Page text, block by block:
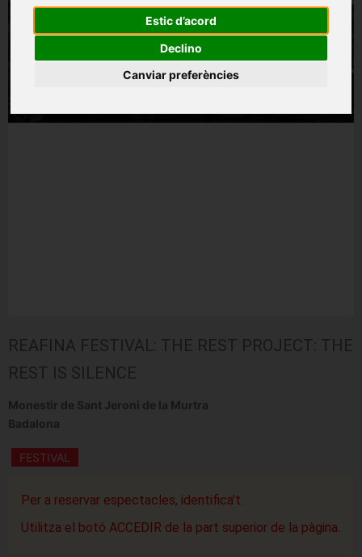
Estic d’acord
Declino
Canviar preferències
REAFINA FESTIVAL: THE REST PROJECT: THE
REST IS SILENCE
Monestir de Sant Jeroni de la Murtra
Badalona
FESTIVAL
Per a reservar espectacles, identifica't.
Utilitza el botó ACCEDIR de la part superior de la pàgina.